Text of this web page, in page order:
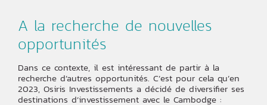
A la recherche de nouvelles
opportunités
Dans ce contexte, il est intéressant de partir à la
recherche d’autres opportunités. C’est pour cela qu’en
2023, Osiris Investissements a décidé de diversifier ses
destinations d’investissement avec le Cambodge :